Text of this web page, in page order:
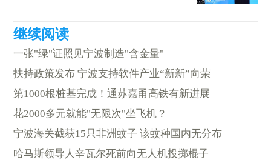
一张"绿"证照见宁波制造"含金量"
扶持政策发布 宁波支持软件产业“新新”向荣
第1000根桩基完成！通苏嘉甬高铁有新进展
花2000多元就能"无限次"坐飞机？
宁波海关截获15只非洲蚊子 该蚊种国内无分布
哈马斯领导人辛瓦尔死前向无人机投掷棍子